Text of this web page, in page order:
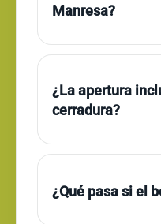
Manresa?
¿La apertura
cerradura?
¿Qué pasa si el